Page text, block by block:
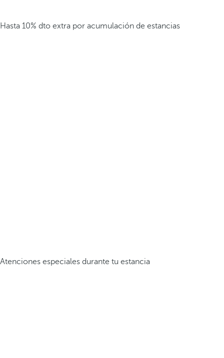
Hasta 10% dto extra por acumulación de estancias
Atenciones especiales durante tu estancia